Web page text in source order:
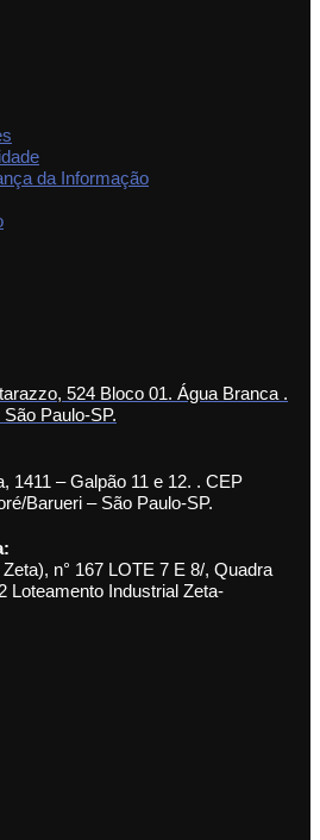
da Informação
524 Bloco 01. Água Branca .
Paulo-SP.
1411 – Galpão 11 e 12. . CEP
Barueri – São Paulo-SP.
n° 167 LOTE 7 E 8/, Quadra
Loteamento Industrial Zeta-